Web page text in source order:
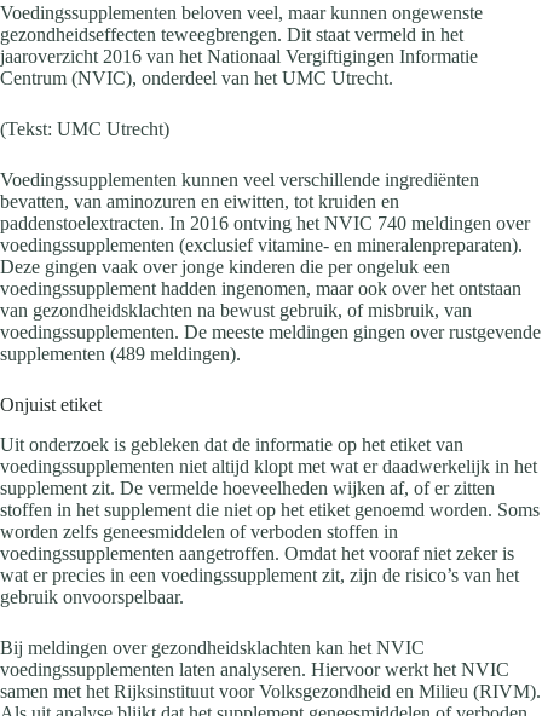
Voedingssupplementen beloven veel, maar kunnen ongewenste
gezondheidseffecten teweegbrengen. Dit staat vermeld in het
jaaroverzicht 2016 van het Nationaal Vergiftigingen Informatie
Centrum (NVIC), onderdeel van het UMC Utrecht.
(Tekst: UMC Utrecht)
Voedingssupplementen kunnen veel verschillende ingrediënten
bevatten, van aminozuren en eiwitten, tot kruiden en
paddenstoelextracten. In 2016 ontving het NVIC 740 meldingen over
voedingssupplementen (exclusief vitamine- en mineralenpreparaten).
Deze gingen vaak over jonge kinderen die per ongeluk een
voedingssupplement hadden ingenomen, maar ook over het ontstaan
van gezondheidsklachten na bewust gebruik, of misbruik, van
voedingssupplementen. De meeste meldingen gingen over rustgevende
supplementen (489 meldingen).
Onjuist etiket
Uit onderzoek is gebleken dat de informatie op het etiket van
voedingssupplementen niet altijd klopt met wat er daadwerkelijk in het
supplement zit. De vermelde hoeveelheden wijken af, of er zitten
stoffen in het supplement die niet op het etiket genoemd worden. Soms
worden zelfs geneesmiddelen of verboden stoffen in
voedingssupplementen aangetroffen. Omdat het vooraf niet zeker is
wat er precies in een voedingssupplement zit, zijn de risico’s van het
gebruik onvoorspelbaar.
Bij meldingen over gezondheidsklachten kan het NVIC
voedingssupplementen laten analyseren. Hiervoor werkt het NVIC
samen met het Rijksinstituut voor Volksgezondheid en Milieu (RIVM).